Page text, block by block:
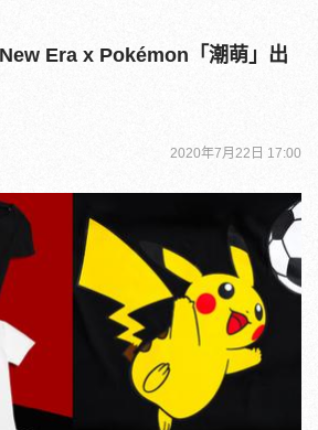
Era x Pokémon「潮萌」出
2020年7月22日 17:00